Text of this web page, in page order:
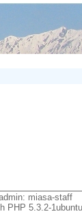
miasa-staff
PHP 5.3.2-